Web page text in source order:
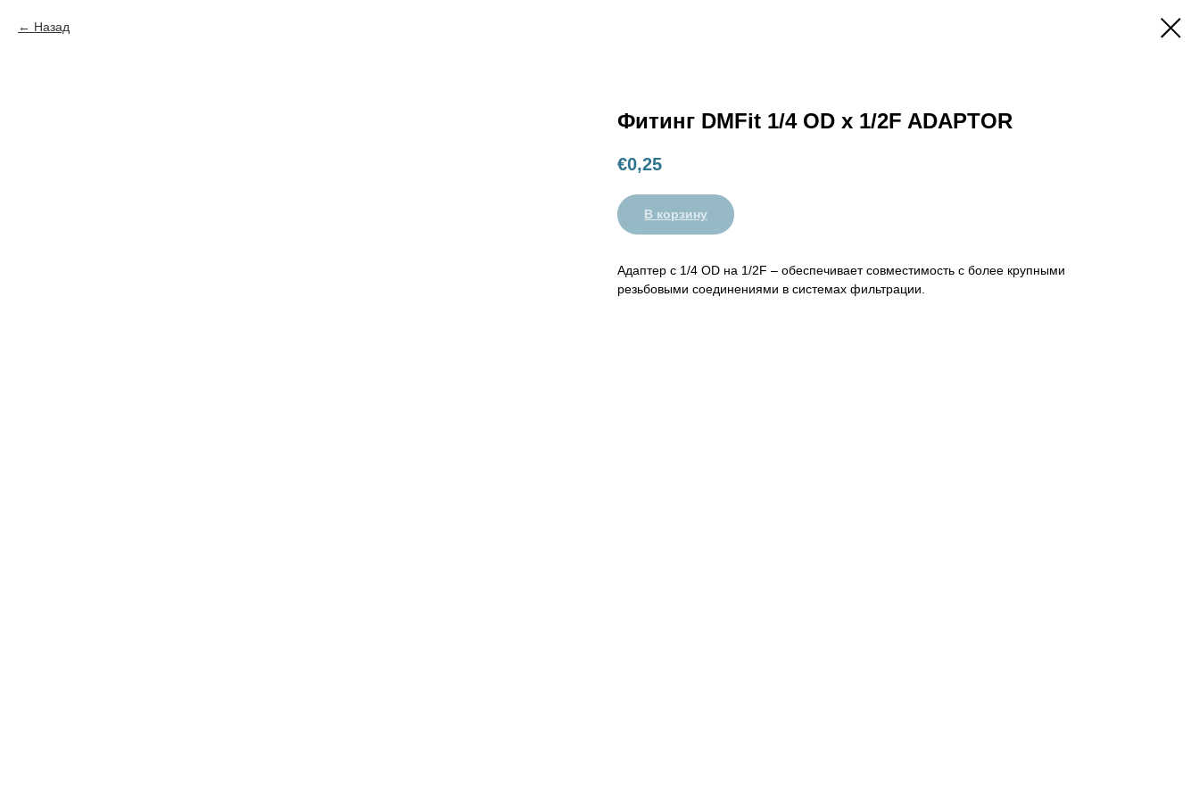
Назад
Фитинг DMFit 1/4 OD x 1/2F ADAPTOR
€0,25
В корзину
Адаптер с 1/4 OD на 1/2F – обеспечивает совместимость с более крупными
резьбовыми соединениями в системах фильтрации.